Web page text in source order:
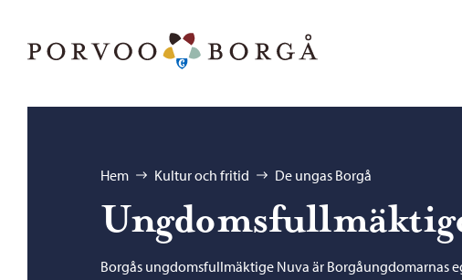
Bläddra:
Hem Kultur och fritid De ungas Borgå
Borgås ungdomsfullmäktige Nuva är Borgåungdomarnas